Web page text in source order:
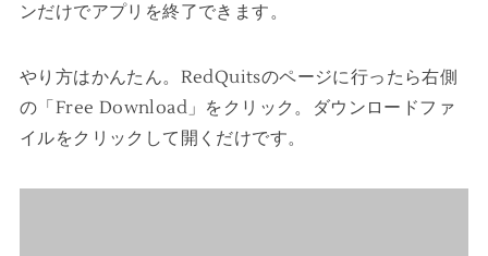
ンだけでアプリを終了できます。
やり方はかんたん。RedQuitsのページに行ったら右側
の「Free Download」をクリック。ダウンロードファ
イルをクリックして開くだけです。